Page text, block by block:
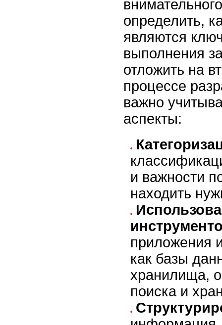
определить,
являются
выполнения
отложить на
процессе
важно
аспекты:
и важности
находить
приложения
как базы
хранилища,
поиска и